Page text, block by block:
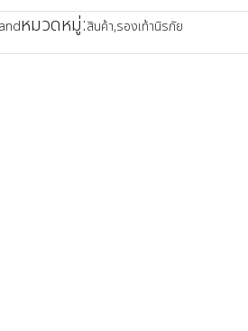
หมวดหมู่:สินค้า,รองเท้านิรภัย